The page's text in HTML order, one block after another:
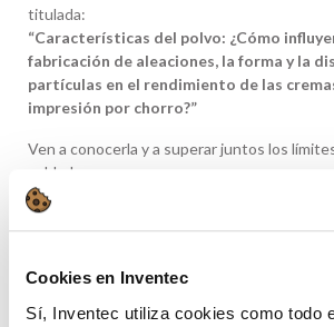
Cookies en Inventec
Sí, Inventec utiliza cookies como todo
titulada:
“Características del polvo: ¿Cómo
fabricación de aleaciones, la forma y la
partículas en el rendimiento de las
impresión por chorro?”
Ven a conocerla y a superar juntos los
soldadura.
📅21 de octubre de 2025
📍Sala 45 | Rosemont, IL, EE. UU.
Tecnológica Estratégica, presentará un